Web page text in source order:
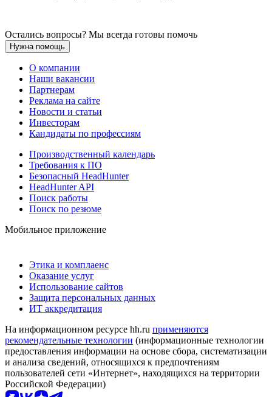
Остались вопросы? Мы всегда готовы помочь
Нужна помощь
О компании
Наши вакансии
Партнерам
Реклама на сайте
Новости и статьи
Инвесторам
Кандидаты по профессиям
Производственный календарь
Требования к ПО
Безопасный HeadHunter
HeadHunter API
Поиск работы
Поиск по резюме
Мобильное приложение
Этика и комплаенс
Оказание услуг
Использование сайтов
Защита персональных данных
ИТ аккредитация
На информационном ресурсе hh.ru применяются
рекомендательные технологии (информационные технологии
предоставления информации на основе сбора, систематизации
и анализа сведений, относящихся к предпочтениям
пользователей сети «Интернет», находящихся на территории
Российской Федерации)